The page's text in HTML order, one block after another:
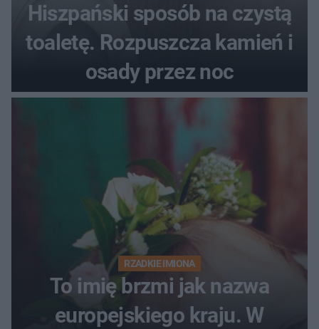
Hiszpański sposób na czystą
toaletę. Rozpuszcza kamień i
osady przez noc
RZADKIE IMIONA
To imię brzmi jak nazwa
europejskiego kraju. W